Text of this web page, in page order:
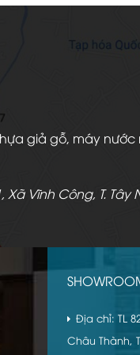
giả gỗ, máy
Xã Vĩnh Công, T. Tây
Địa chỉ: TL
Châu Thành,